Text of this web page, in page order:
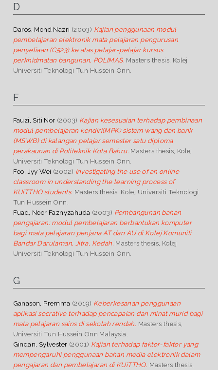
D
Daros, Mohd Nazri (2003) Kajian penggunaan modul
pembelajaran elektronik mata pelajaran pengurusan
penyeliaan (C523) ke atas pelajar-pelajar kursus
perkhidmatan bangunan, POLIMAS. Masters thesis, Kolej
Universiti Teknologi Tun Hussein Onn.
F
Fauzi, Siti Nor (2003) Kajian kesesuaian terhadap pembinaan
modul pembelajaran kendiri(MPK) sistem wang dan bank
(MSWB) di kalangan pelajar semester satu diploma
perakaunan di Politeknik Kota Bahru. Masters thesis, Kolej
Universiti Teknologi Tun Hussein Onn.
Foo, Jyy Wei (2002) Investigating the use of an online
classroom in understanding the learning process of
KUiTTHO students. Masters thesis, Kolej Universiti Teknologi
Tun Hussein Onn.
Fuad, Noor Faznyzahuda (2003) Pembangunan bahan
pengajaran: modul pembelajaran berbantukan komputer
bagi mata pelajaran penjana AT dan AU di Kolej Komuniti
Bandar Darulaman, Jitra, Kedah. Masters thesis, Kolej
Universiti Teknologi Tun Hussein Onn.
G
Ganason, Premma (2019) Keberkesanan penggunaan
aplikasi socrative terhadap pencapaian dan minat murid bagi
mata pelajaran sains di sekolah rendah. Masters thesis,
Universiti Tun Hussein Onn Malaysia.
Gindan, Sylvester (2001) Kajian terhadap faktor-faktor yang
mempengaruhi penggunaan bahan media elektronik dalam
pengajaran dan pembelajaran di KUiTTHO. Masters thesis,